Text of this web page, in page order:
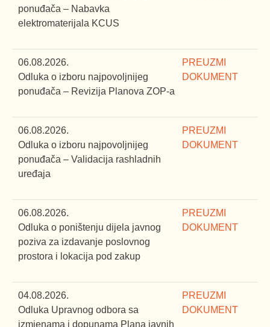
ponuđača – Nabavka
elektromaterijala KCUS
06.08.2026.
Odluka o izboru najpovoljnijeg
ponuđača – Revizija Planova ZOP-a
PREUZMI
DOKUMENT
06.08.2026.
Odluka o izboru najpovoljnijeg
ponuđača – Validacija rashladnih
uređaja
PREUZMI
DOKUMENT
06.08.2026.
Odluka o poništenju dijela javnog
poziva za izdavanje poslovnog
prostora i lokacija pod zakup
PREUZMI
DOKUMENT
04.08.2026.
Odluka Upravnog odbora sa
izmjenama i dopunama Plana javnih
PREUZMI
DOKUMENT